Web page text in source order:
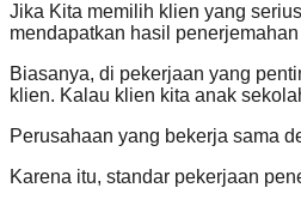
Jika Kita memilih klien yang
mendapatkan hasil
Biasanya, di pekerjaan yang
klien. Kalau klien kita anak
Perusahaan yang bekerja sama
Karena itu, standar pekerjaan